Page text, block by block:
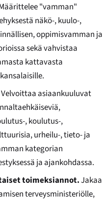
"vamman"
näkö-, kuulo-,
oppimisvamman ja
sekä vahvistaa
kattavasta
Velvoittaa asiaankuuluvat
, koulutus-,
urheilu-, tieto- ja
kategorian
ja ajankohdassa.
toimeksiannot.Jakaa
terveysministeriölle,